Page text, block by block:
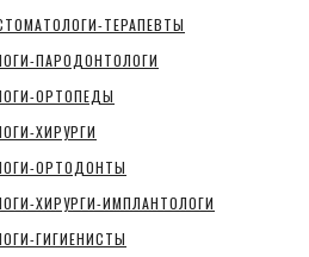
ТЕРАПЕВТЫ
ПАРОДОНТОЛОГИ
ОРТОПЕДЫ
ХИРУРГИ
ОРТОДОНТЫ
ХИРУРГИ-ИМПЛАНТОЛОГИ
ГИГИЕНИСТЫ